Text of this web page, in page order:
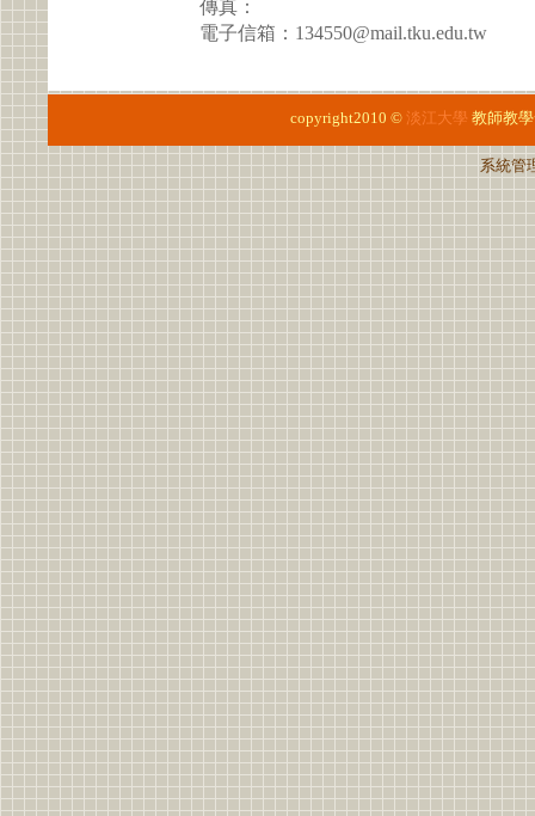
傳真：
電子信箱：134550@mail.tku.edu.tw
copyright2010 © 淡江大學 教師教
系統管